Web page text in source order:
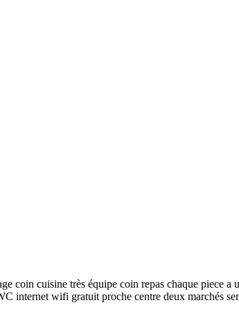
coin cuisine très équipe coin repas chaque piece
internet wifi gratuit proche centre deux marchés